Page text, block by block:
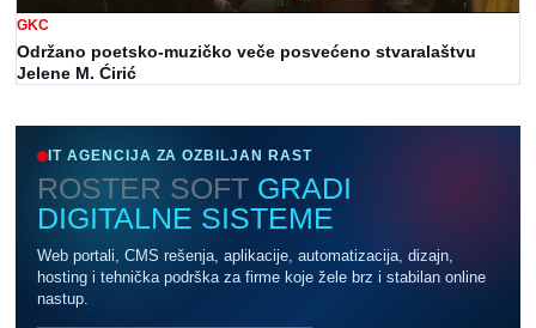
GKC
Održano poetsko-muzičko veče posvećeno stvaralaštvu
Jelene M. Ćirić
IT AGENCIJA ZA OZBILJAN RAST
ROSTER SOFT GRADI
DIGITALNE SISTEME
Web portali, CMS rešenja, aplikacije, automatizacija, dizajn,
hosting i tehnička podrška za firme koje žele brz i stabilan online
nastup.